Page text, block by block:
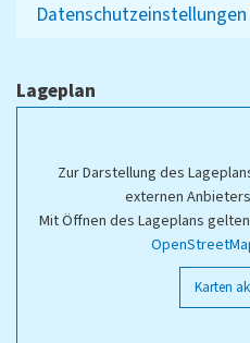
Lageplan
Zur Darstellung des
externen
Mit Öffnen des Lageplans
Karten